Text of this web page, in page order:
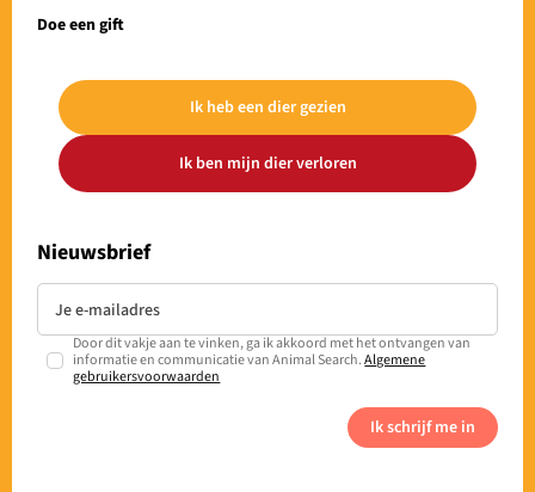
Doe een gift
Ik heb een dier gezien
Ik ben mijn dier verloren
Nieuwsbrief
Door dit vakje aan te vinken, ga ik akkoord met het ontvangen van
informatie en communicatie van Animal Search.Algemene
gebruikersvoorwaarden
Ik schrijf me in